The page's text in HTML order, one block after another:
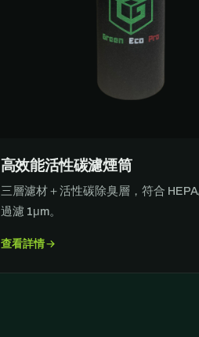
高效能活性碳濾煙筒
三層濾材＋活性碳除臭層，符合
過濾 1μm。
查看詳情